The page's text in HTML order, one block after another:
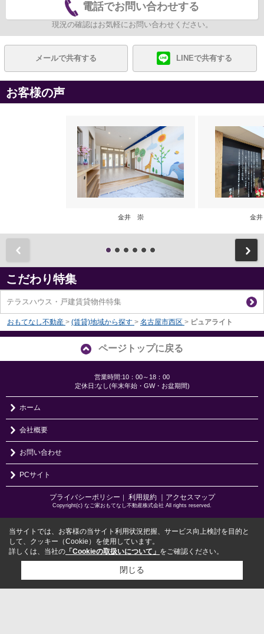
電話でお問い合わせする
現況の確認はお気軽にお問い合わせください。
メールで共有する LINEで共有する
お客様の声
金井 崇 金
こだわり特集
テラスハウス・戸建賃貸物件特集
おもてなし不動産 > (賃貸)地域から探す > 名古屋市西区 > ピュアライト
ページトップに戻る
営業時間:10：00～18：00
定休日:なし(年末年始・GW・お盆期間)
ホーム
会社概要
お問い合わせ
PCサイト
プライバシーポリシー 利用規約 ｜アクセスマップ
Copyright(c) なご家おもてなし不動産株式会社 All rights reserved.
当サイトでは、お客様の当サイト利用状況把握、サービス向上検討を目的と
して、クッキー（Cookie）を使用しています。
詳しくは、当社の 「Cookieの取扱いについて」 をご確認ください。
閉じる